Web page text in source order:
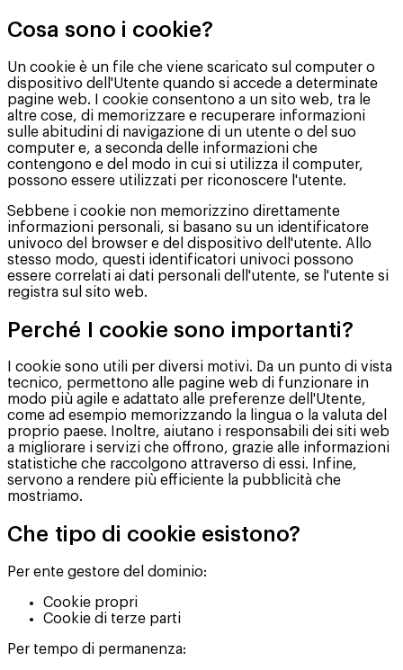
Cosa sono i cookie?
Un cookie è un file che viene scaricato sul computer o
dispositivo dell'Utente quando si accede a determinate
pagine web. I cookie consentono a un sito web, tra le
altre cose, di memorizzare e recuperare informazioni
sulle abitudini di navigazione di un utente o del suo
computer e, a seconda delle informazioni che
contengono e del modo in cui si utilizza il computer,
possono essere utilizzati per riconoscere l'utente.
Sebbene i cookie non memorizzino direttamente
informazioni personali, si basano su un identificatore
univoco del browser e del dispositivo dell'utente. Allo
stesso modo, questi identificatori univoci possono
essere correlati ai dati personali dell'utente, se l'utente si
registra sul sito web.
Perché I cookie sono importanti?
I cookie sono utili per diversi motivi. Da un punto di vista
tecnico, permettono alle pagine web di funzionare in
modo più agile e adattato alle preferenze dell'Utente,
come ad esempio memorizzando la lingua o la valuta del
proprio paese. Inoltre, aiutano i responsabili dei siti web
a migliorare i servizi che offrono, grazie alle informazioni
statistiche che raccolgono attraverso di essi. Infine,
servono a rendere più efficiente la pubblicità che
mostriamo.
Che tipo di cookie esistono?
Per ente gestore del dominio:
Cookie propri
Cookie di terze parti
Per tempo di permanenza: